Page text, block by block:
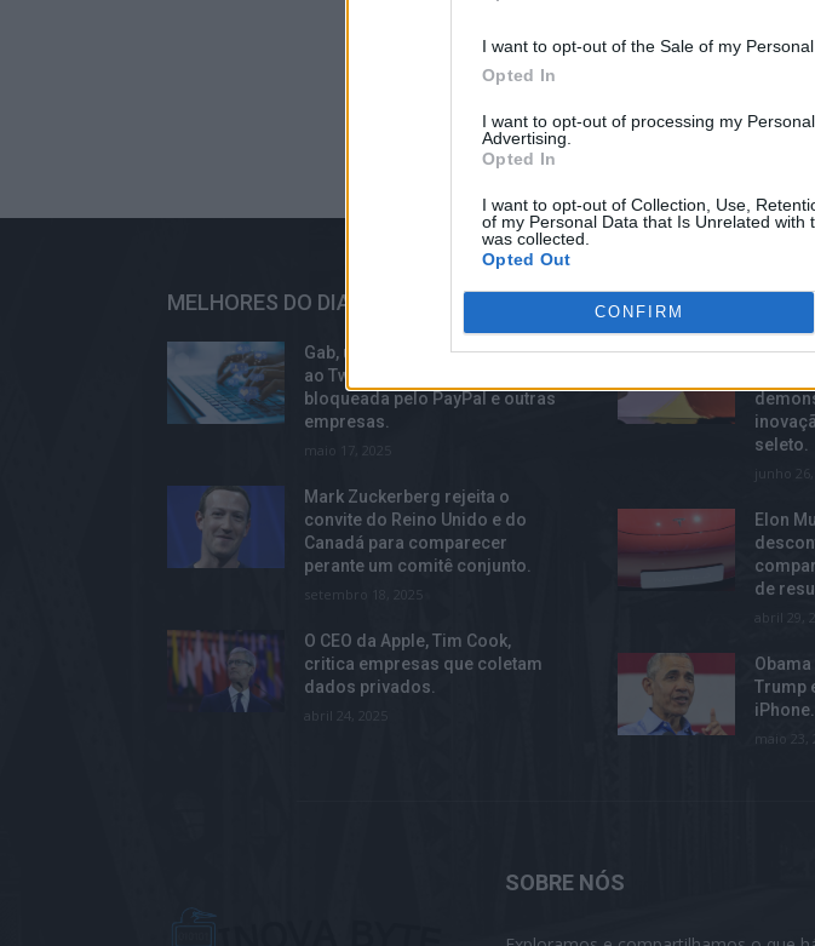
I want to opt-out of the Sale of my Personal
Opted In
I want to opt-out of processing my
Advertising.
Opted In
I want to opt-out of Collection, Use,
of my Personal Data that Is Unrelated with
was collected.
Opted Out
CONFIRM
MELHORES DO DIA
Gab, uma plataforma alternativa
ao Twitter que atrai racistas, foi
bloqueada pelo PayPal e outras
empresas.
maio 17, 2025
Mark Zuckerberg rejeita o
convite do Reino Unido e do
Canadá para comparecer
perante um comitê conjunto.
setembro 18, 2025
O CEO da Apple, Tim Cook,
critica empresas que coletam
dados privados.
abril 24, 2025
TOP TRENDS
Com o
seleto.
junho 26,
Elon
de
abril 29,
Trump
iPhone.
maio 23,
SOBRE NÓS